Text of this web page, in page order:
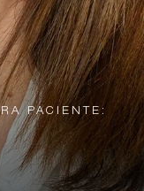
PACIENTE: